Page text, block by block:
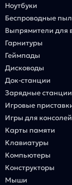
Ноутбуки
Беспроводные
Выпрямители для
Гарнитуры
Геймпады
Дисководы
Док-станции
Зарядные станции
Игровые
Игры для консолей
Карты памяти
Клавиатуры
Компьютеры
Конструкторы
Мыши